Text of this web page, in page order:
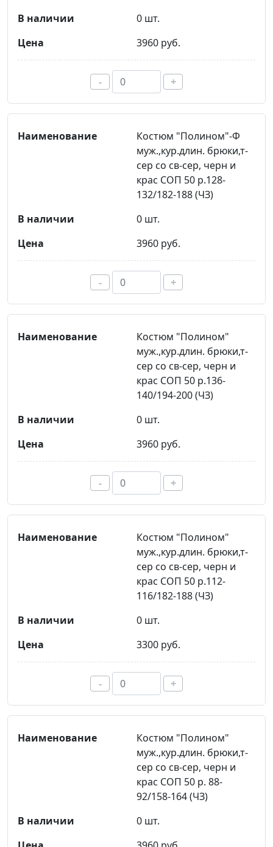
0 шт.
3960 руб.
- +
Костюм "Полином"-Ф
муж.,кур.длин. брюки,т-
сер со св-сер, черн и
крас СОП 50 р.128-
132/182-188 (ЧЗ)
0 шт.
3960 руб.
- +
Костюм "Полином"
муж.,кур.длин. брюки,т-
сер со св-сер, черн и
крас СОП 50 р.136-
140/194-200 (ЧЗ)
0 шт.
3960 руб.
- +
Костюм "Полином"
муж.,кур.длин. брюки,т-
сер со св-сер, черн и
крас СОП 50 р.112-
116/182-188 (ЧЗ)
0 шт.
3300 руб.
- +
Костюм "Полином"
муж.,кур.длин. брюки,т-
сер со св-сер, черн и
крас СОП 50 р. 88-
92/158-164 (ЧЗ)
0 шт.